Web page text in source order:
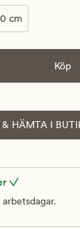
cm
Köp
& HÄMTA I